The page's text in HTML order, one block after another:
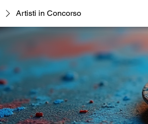
Artisti in Concorso